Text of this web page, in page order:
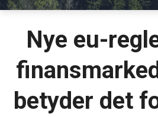
Nye eu-
betyder det